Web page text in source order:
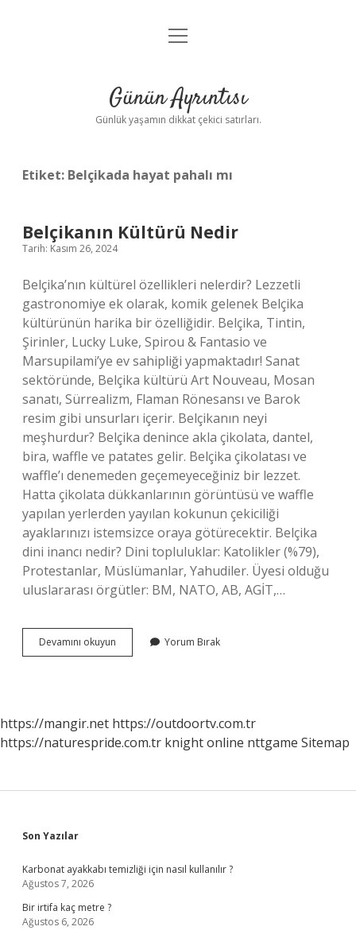
Anasayfa
Yasal Uyarı
menüyü
Günün Ayrıntısı
Günlük yaşamın dikkat çekici satırları.
Etiket: Belçikada hayat pahalı mı
Belçikanın Kültürü Nedir
Tarih: Kasım 26, 2024
Belçika’nın kültürel özellikleri nelerdir? Lezzetli
gastronomiye ek olarak, komik gelenek Belçika
kültürünün harika bir özelliğidir. Belçika, Tintin,
Şirinler, Lucky Luke, Spirou & Fantasio ve
Marsupilami’ye ev sahipliği yapmaktadır! Sanat
sektöründe, Belçika kültürü Art Nouveau, Mosan
sanatı, Sürrealizm, Flaman Rönesansı ve Barok
resim gibi unsurları içerir. Belçikanın neyi
meşhurdur? Belçika denince akla çikolata, dantel,
bira, waffle ve patates gelir. Belçika çikolatası ve
waffle’ı denemeden geçemeyeceğiniz bir lezzet.
Hatta çikolata dükkanlarının görüntüsü ve waffle
yapılan yerlerden yayılan kokunun çekiciliği
ayaklarınızı istemsizce oraya götürecektir. Belçika
dini inancı nedir? Dini topluluklar: Katolikler (%79),
Protestanlar, Müslümanlar, Yahudiler. Üyesi olduğu
uluslararası örgütler: BM, NATO, AB, AGİT,…
Devamını okuyun Belçikanın
Kültürü
Yorum Bırak
https://mangir.net https://outdoortv.com.tr
https://naturespride.com.tr knight online nttgame Sitemap
Sidebar
Son Yazılar
Karbonat ayakkabı temizliği için nasıl kullanılır ?
Ağustos 7, 2026
Bir irtifa kaç metre ?
Ağustos 6, 2026